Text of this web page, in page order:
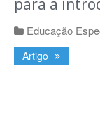
para a
Educação
Artigo